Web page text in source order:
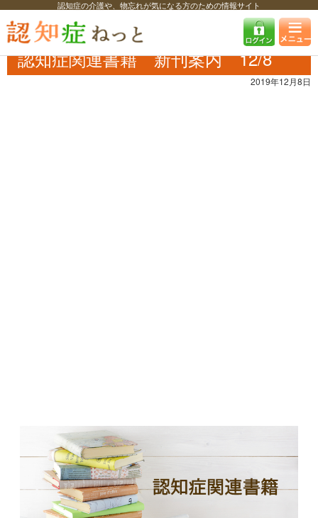
認知症の介護や、物忘れが気になる方のための情報サイト
認知症ねっと 認知症最新ニュース 書籍・TV
認知症関連書籍 新刊案
内 12/8
認知症関連書籍 新刊案内 12/8
2019年12月8日